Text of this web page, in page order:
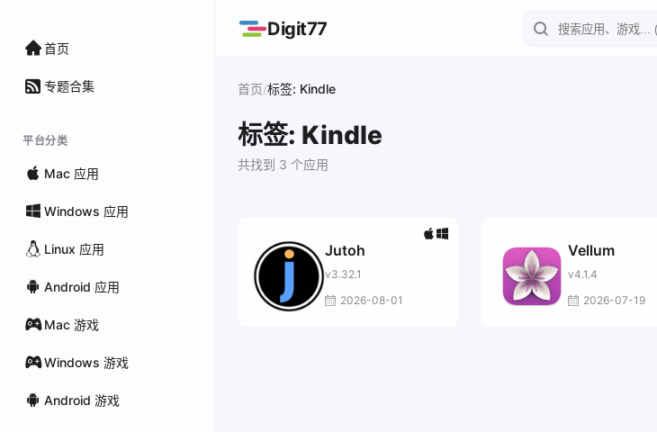
首页
专题合集
平台分类
Mac 应用
Windows 应用
Linux 应用
Android 应用
Mac 游戏
Windows 游戏
Android 游戏
Digit77
首页/标签: Kindle
标签: Kindle
共找到 3 个应用
Jutoh
v3.32.1
2026-08-01
Vellum
v4.1.4
2026-07-19